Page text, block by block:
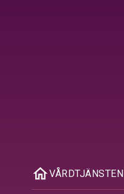
homeVÅRDTJÄNSTEN